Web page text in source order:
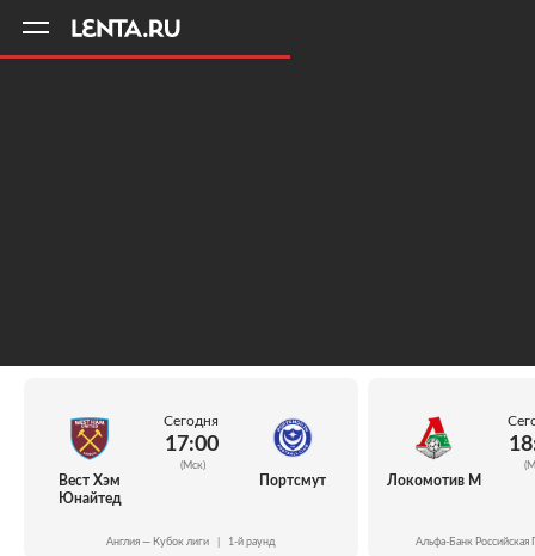
Вест Хэм
Юнайтед
Сегодня
17:00
(Мск)
Портсмут
Англия — Кубок лиги 1-й раунд
Локомотив М
Альфа-Банк Российская